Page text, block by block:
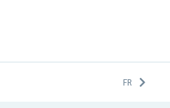
FR